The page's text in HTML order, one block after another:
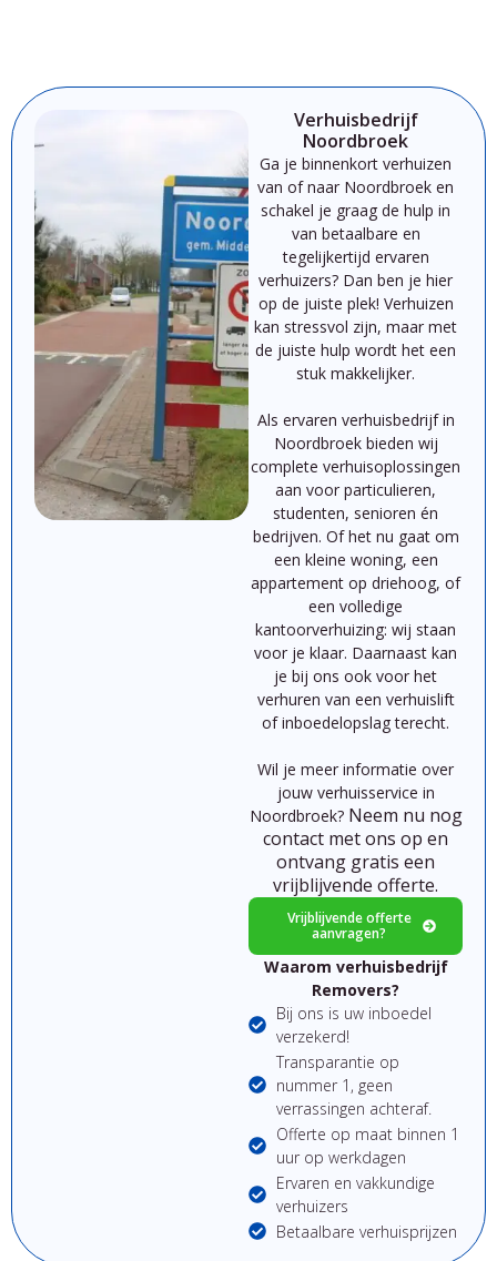
Verhuisbedrijf
Noordbroek
Ga je binnenkort verhuizen
van of naar Noordbroek en
schakel je graag de hulp in
van betaalbare en
tegelijkertijd ervaren
verhuizers? Dan ben je hier
op de juiste plek! Verhuizen
kan stressvol zijn, maar met
de juiste hulp wordt het een
stuk makkelijker.
Als ervaren verhuisbedrijfin
Noordbroek bieden wij
complete verhuisoplossingen
aan voor particulieren,
studenten, senioren én
bedrijven. Ofhet nu gaat om
een kleine woning, een
appartement op driehoog, of
een volledige
kantoorverhuizing: wij staan
voor je klaar. Daarnaast kan
je bij ons ook voor het
verhuren van een verhuislift
of inboedelopslag terecht.
Wil je meer informatie over
jouw verhuisservice in
Noordbroek? Neem nu nog
contact met ons op en
ontvang gratis een
vrijblijvende offerte.
Vrijblijvende offerte
aanvragen?
Waarom verhuisbedrijf
Removers?
Bij ons is uw inboedel
verzekerd!
Transparantie op
nummer 1, geen
verrassingen achteraf.
Offerte op maat binnen 1
uur op werkdagen
Ervaren en vakkundige
verhuizers
Betaalbare verhuisprijzen